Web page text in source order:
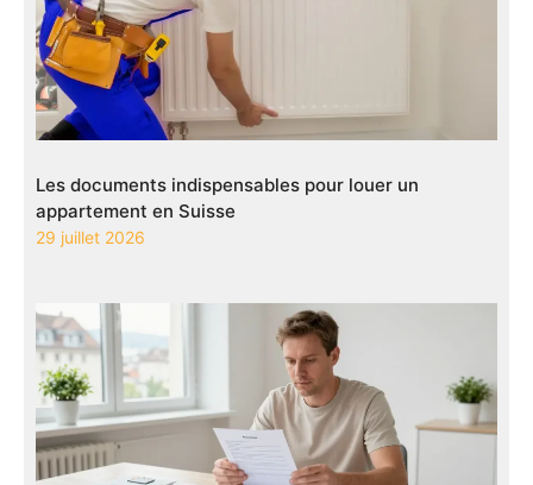
Les documents indispensables pour louer un
appartement en Suisse
29 juillet 2026